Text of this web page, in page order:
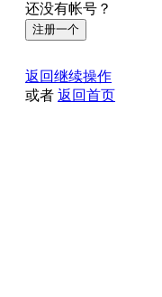
还没有帐号？
注册一个
返回继续操作
或者 返回首页